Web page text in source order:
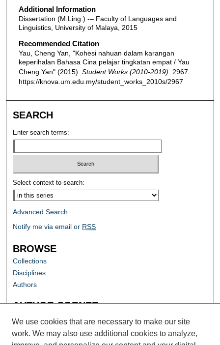
Additional Information
Dissertation (M.Ling.) -– Faculty of Languages and
Linguistics, University of Malaya, 2015
Recommended Citation
Yau, Cheng Yan, "Kohesi nahuan dalam karangan
keperihalan Bahasa Cina pelajar tingkatan empat / Yau
Cheng Yan" (2015). Student Works (2010-2019) . 2967.
https://knova.um.edu.my/student_works_2010s/2967
SEARCH
Enter search terms:
Select context to search:
Advanced Search
Notify me via email or RSS
BROWSE
Collections
Disciplines
Authors
AUTHOR CORNER
Author FAQ
We use cookies that are necessary to make our site
work. We may also use additional cookies to analyze,